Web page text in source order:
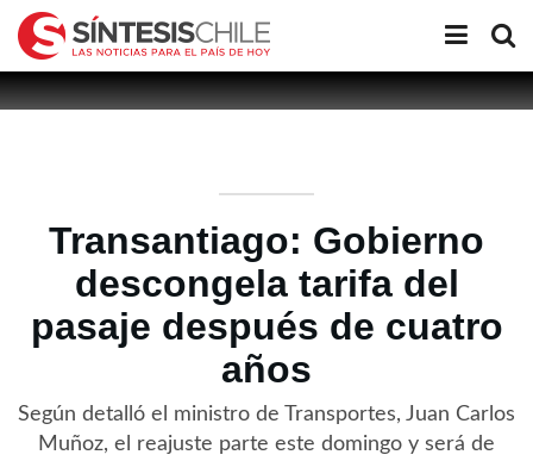
Transantiago: Gobierno
descongela tarifa del
pasaje después de cuatro
años
Según detalló el ministro de Transportes, Juan Carlos
Muñoz, el reajuste parte este domingo y será de